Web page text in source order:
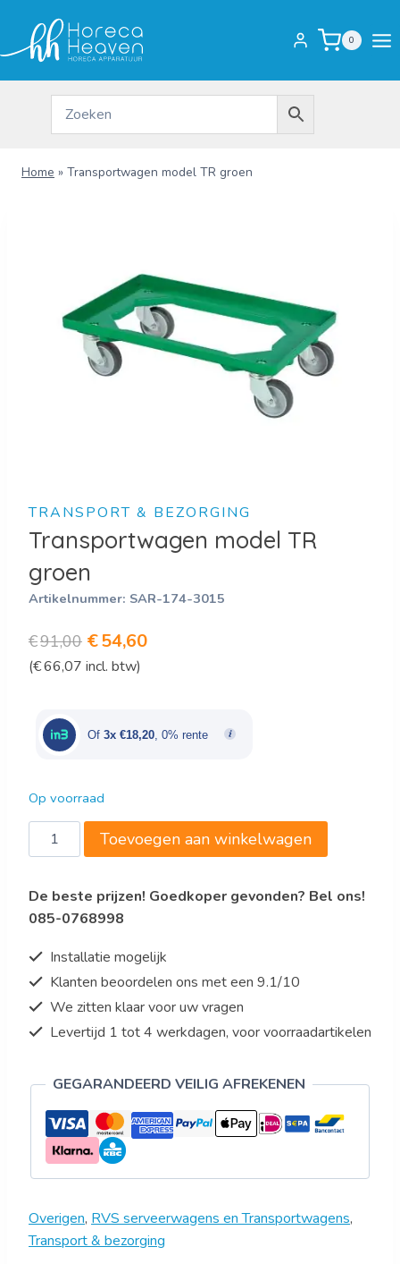
inhoud
0
Home » Transportwagen model TR groen
TRANSPORT & BEZORGING
Transportwagen model TR
groen
Artikelnummer: SAR-174-3015
€91,00 Oorspronkelijke
prijs
€91,00.
€54,60Huidige
€54,60.
(€66,07 incl. btw)
Of 3x €18,20 , 0% rente
Op voorraad
Transportwagen
model
groen
aantal
Toevoegen aan winkelwagen
De beste prijzen! Goedkoper gevonden? Bel ons!
085-0768998
Installatie mogelijk
Klanten beoordelen ons met een 9.1/10
We zitten klaar voor uw vragen
Levertijd 1 tot 4 werkdagen, voor voorraadartikelen
GEGARANDEERD VEILIG AFREKENEN
Overigen, RVS serveerwagens en Transportwagens,
Transport & bezorging